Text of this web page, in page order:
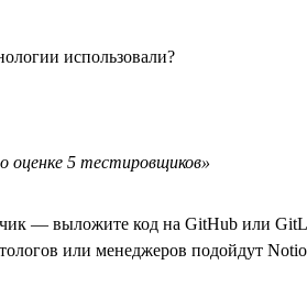
использовали?
оценке 5 тестировщиков»
— выложите код на GitHub или
или менеджеров подойдут